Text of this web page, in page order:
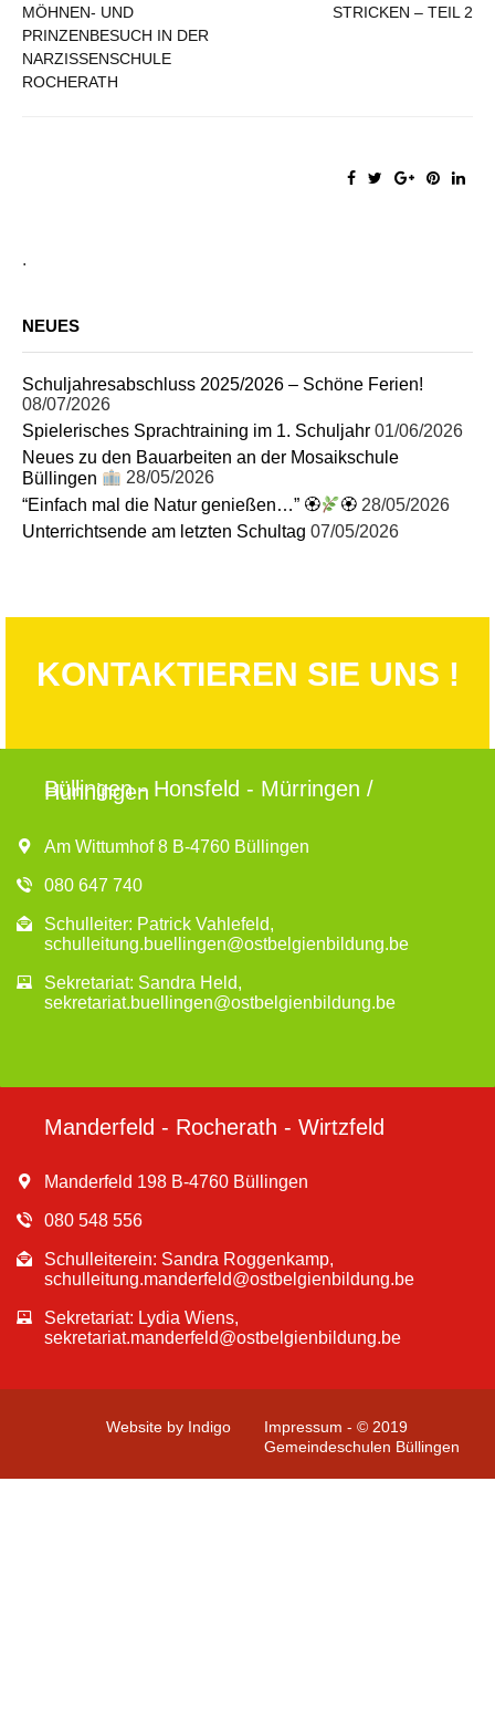
MÖHNEN- UND
PRINZENBESUCH IN DER
NARZISSENSCHULE
ROCHERATH
STRICKEN – TEIL 2
.
NEUES
Schuljahresabschluss 2025/2026 – Schöne Ferien!
08/07/2026
Spielerisches Sprachtraining im 1. Schuljahr 01/06/2026
Neues zu den Bauarbeiten an der Mosaikschule
Büllingen
28/05/2026
“Einfach mal die Natur genießen…” 🏵
🏵 28/05/2026
Unterrichtsende am letzten Schultag 07/05/2026
KONTAKTIEREN SIE UNS !
Büllingen - Honsfeld - Mürringen /
Hünningen
Am Wittumhof 8 B-4760 Büllingen
080 647 740
Schulleiter: Patrick Vahlefeld,
schulleitung.buellingen@ostbelgienbildung.be
Sekretariat: Sandra Held,
sekretariat.buellingen@ostbelgienbildung.be
Manderfeld - Rocherath - Wirtzfeld
Manderfeld 198 B-4760 Büllingen
080 548 556
Schulleiterein: Sandra Roggenkamp,
schulleitung.manderfeld@ostbelgienbildung.be
Sekretariat: Lydia Wiens,
sekretariat.manderfeld@ostbelgienbildung.be
Website by Indigo
Impressum - © 2019
Gemeindeschulen Büllingen